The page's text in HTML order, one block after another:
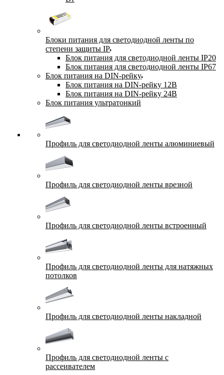
Блоки питания для светодиодной ленты по
степени защиты IP
Блок питания для светодиодной ленты IP20
Блок питания для светодиодной ленты IP67
Блок питания на DIN-рейку
Блок питания на DIN-рейку 12В
Блок питания на DIN-рейку 24В
Блок питания ультратонкий
Профиль для светодиодной ленты алюминиевый
Профиль для светодиодной ленты врезной
Профиль для светодиодной ленты встроенный
Профиль для светодиодной ленты для натяжных
потолков
Профиль для светодиодной ленты накладной
Профиль для светодиодной ленты с
рассеивателем